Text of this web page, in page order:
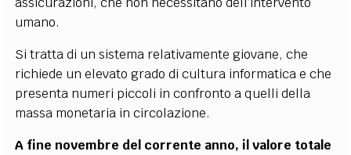
umano.
Si tratta di un sistema relativamente giovane, che
richiede un elevato grado di cultura informatica e che
presenta numeri piccoli in confronto a quelli della
massa monetaria in circolazione.
A fine novembre del corrente anno, il valore totale